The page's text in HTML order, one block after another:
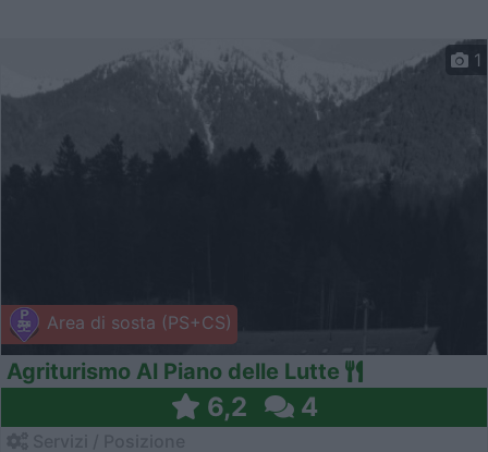
Area di sosta (PS+CS)
1
Agriturismo Al Piano delle Lutte
6,2 4